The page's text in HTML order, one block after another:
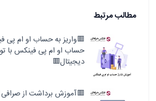
مطالب مرتبط
🟥واریز به حساب او ام پی
حساب او ام پی فینکس با
دیجیتال🟥
🟥آموزش برداشت از صرافی